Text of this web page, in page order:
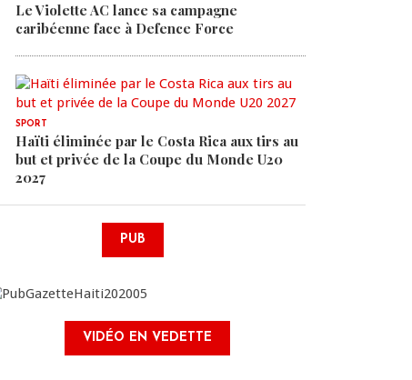
Le Violette AC lance sa campagne
caribéenne face à Defence Force
SPORT
Haïti éliminée par le Costa Rica aux tirs au
but et privée de la Coupe du Monde U20
2027
PUB
VIDÉO EN VEDETTE